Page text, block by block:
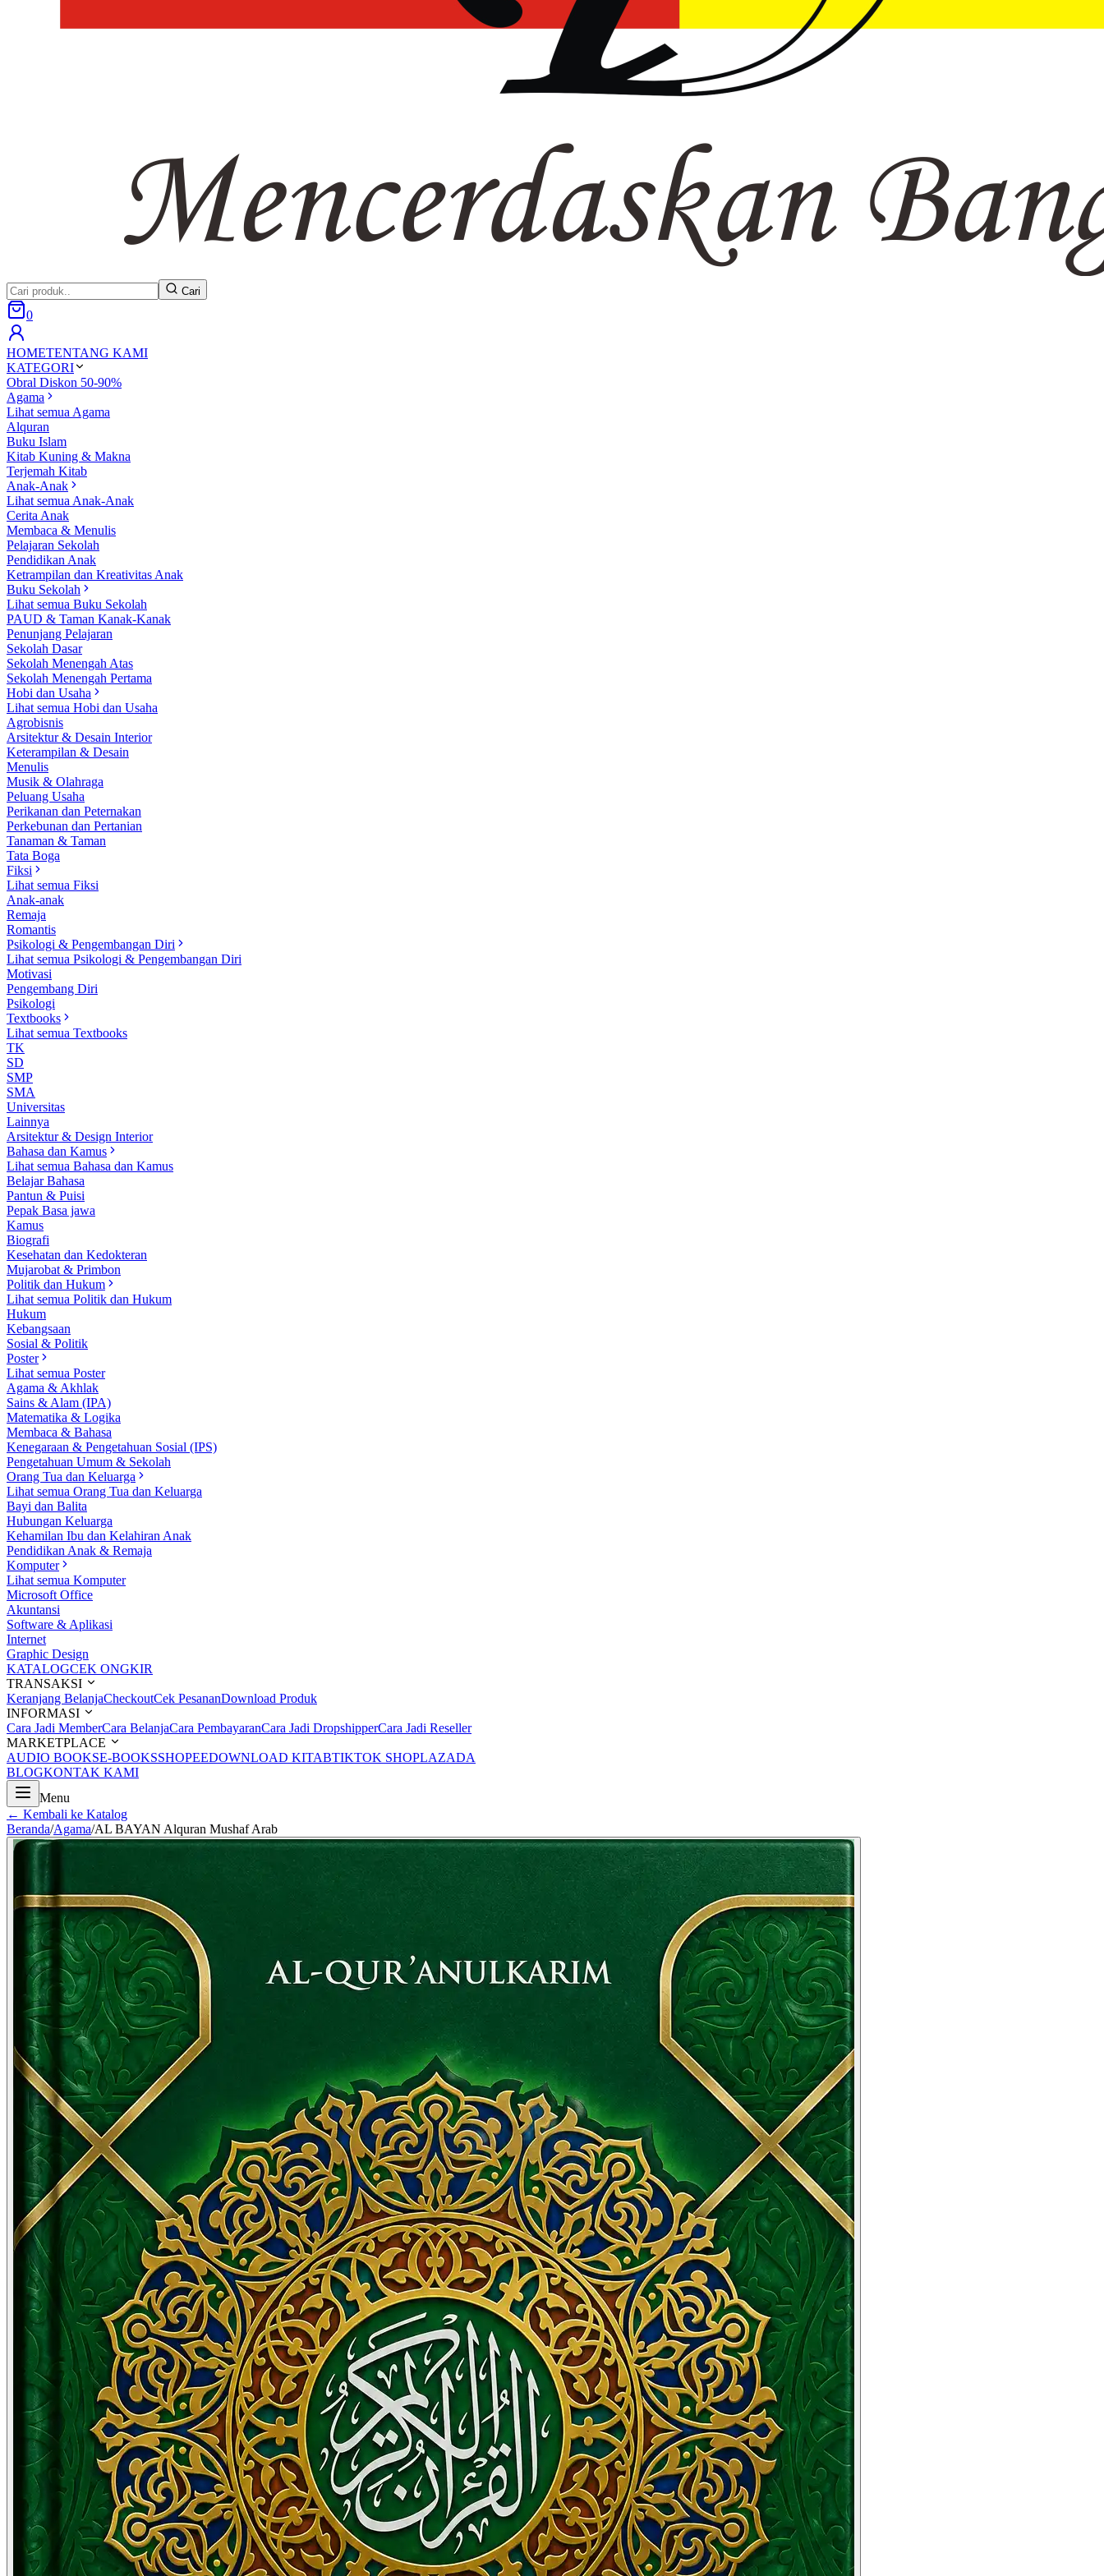
Cari
0
HOMETENTANG KAMI
KATEGORI
Obral Diskon 50-90%
Agama
Lihat semua Agama
Alquran
Buku Islam
Kitab Kuning & Makna
Terjemah Kitab
Anak-Anak
Lihat semua Anak-Anak
Cerita Anak
Membaca & Menulis
Pelajaran Sekolah
Pendidikan Anak
Ketrampilan dan Kreativitas Anak
Buku Sekolah
Lihat semua Buku Sekolah
PAUD & Taman Kanak-Kanak
Penunjang Pelajaran
Sekolah Dasar
Sekolah Menengah Atas
Sekolah Menengah Pertama
Hobi dan Usaha
Lihat semua Hobi dan Usaha
Agrobisnis
Arsitektur & Desain Interior
Keterampilan & Desain
Menulis
Musik & Olahraga
Peluang Usaha
Perikanan dan Peternakan
Perkebunan dan Pertanian
Tanaman & Taman
Tata Boga
Fiksi
Lihat semua Fiksi
Anak-anak
Remaja
Romantis
Psikologi & Pengembangan Diri
Lihat semua Psikologi & Pengembangan Diri
Motivasi
Pengembang Diri
Psikologi
Textbooks
Lihat semua Textbooks
TK
SD
SMP
SMA
Universitas
Lainnya
Arsitektur & Design Interior
Bahasa dan Kamus
Lihat semua Bahasa dan Kamus
Belajar Bahasa
Pantun & Puisi
Pepak Basa jawa
Kamus
Biografi
Kesehatan dan Kedokteran
Mujarobat & Primbon
Politik dan Hukum
Lihat semua Politik dan Hukum
Hukum
Kebangsaan
Sosial & Politik
Poster
Lihat semua Poster
Agama & Akhlak
Sains & Alam (IPA)
Matematika & Logika
Membaca & Bahasa
Kenegaraan & Pengetahuan Sosial (IPS)
Pengetahuan Umum & Sekolah
Orang Tua dan Keluarga
Lihat semua Orang Tua dan Keluarga
Bayi dan Balita
Hubungan Keluarga
Kehamilan Ibu dan Kelahiran Anak
Pendidikan Anak & Remaja
Komputer
Lihat semua Komputer
Microsoft Office
Akuntansi
Software & Aplikasi
Internet
Graphic Design
KATALOGCEK ONGKIR
TRANSAKSI
Keranjang BelanjaCheckoutCek PesananDownload Produk
INFORMASI
Cara Jadi MemberCara BelanjaCara PembayaranCara Jadi DropshipperCara Jadi Reseller
MARKETPLACE
AUDIO BOOKSE-BOOKSSHOPEEDOWNLOAD KITABTIKTOK SHOPLAZADA
BLOGKONTAK KAMI
Menu
← Kembali ke Katalog
Beranda/Agama/AL BAYAN Alquran Mushaf Arab